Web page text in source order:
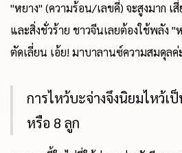
"หยาง" (ความร้อน/เลขคี่) จะสูงมาก เสี่
และสิ่งชั่วร้าย ชาวจีนเลยต้องใช้พลัง
ตัดเลี่ยน เอ้ย! มาบาลานซ์ความสมดุลค่
การไหว้บะจ่างจึงนิยมไหว้เ
หรือ 8 ลูก